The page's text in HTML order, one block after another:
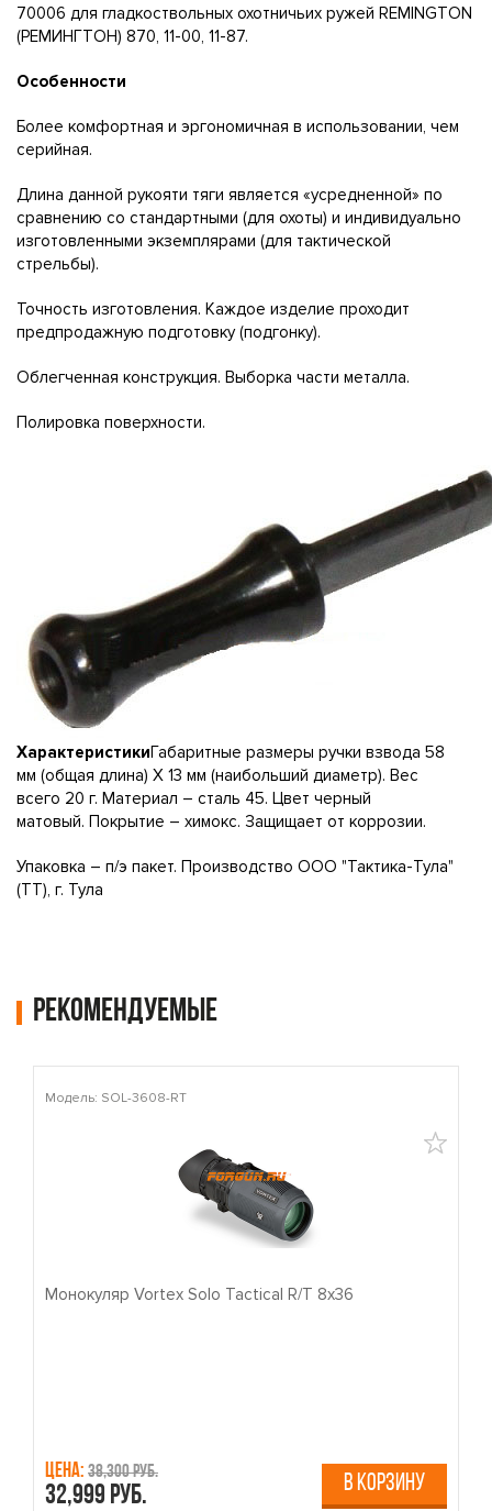
70006 для гладкоствольных охотничьих ружей REMINGTON
(РЕМИНГТОН) 870, 11-00, 11-87.
Особенности
Более комфортная и эргономичная в использовании, чем
серийная.
Длина данной рукояти тяги является «усредненной» по
сравнению со стандартными (для охоты) и индивидуально
изготовленными экземплярами (для тактической
стрельбы).
Точность изготовления. Каждое изделие проходит
предпродажную подготовку (подгонку).
Облегченная конструкция. Выборка части металла.
Полировка поверхности.
ХарактеристикиГабаритные размеры ручки взвода 58
мм (общая длина) Х 13 мм (наибольший диаметр). Вес
всего 20 г. Материал – сталь 45. Цвет черный
матовый. Покрытие – химокс. Защищает от коррозии.
Упаковка – п/э пакет. Производство ООО "Тактика-Тула"
(ТТ), г. Тула
Рекомендуемые
Модель: SOL-3608-RT
Монокуляр Vortex Solo Tactical R/T 8x36
Цена: 38,300 руб.
32,999 руб. В КОРЗИНУ